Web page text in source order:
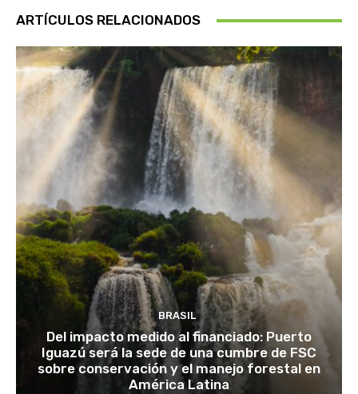
ARTÍCULOS RELACIONADOS
BRASIL
Del impacto medido al financiado: Puerto
Iguazú será la sede de una cumbre de FSC
sobre conservación y el manejo forestal en
América Latina